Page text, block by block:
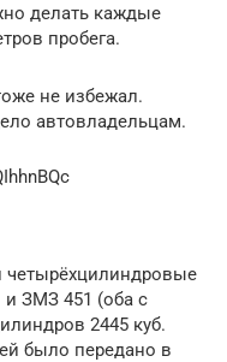
делать каждые
пробега.
не избежал.
автовладельцам.
четырёхцилиндровые
и ЗМЗ 451 (оба с
2445 куб.
было передано в